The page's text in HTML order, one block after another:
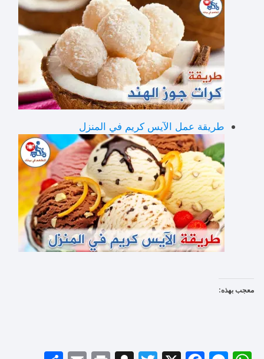
طريقة عمل الآيس كريم في المنزل
معجب بهذه: